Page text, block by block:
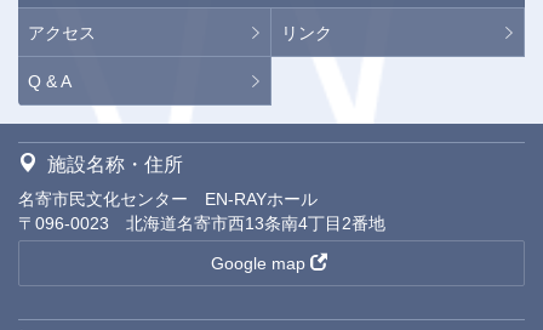
アクセス リンク
Q & A
施設名称・住所
名寄市民文化センター EN-RAYホール
〒096-0023 北海道名寄市西13条南4丁目2番地
Google map